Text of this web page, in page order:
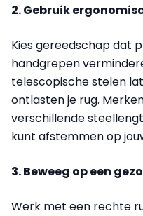
2. Gebruik
Kies gereedschap dat
handgrepen
telescopische stelen
ontlasten je rug.
verschillende
kunt afstemmen op
3. Beweeg op een
Werk met een rechte